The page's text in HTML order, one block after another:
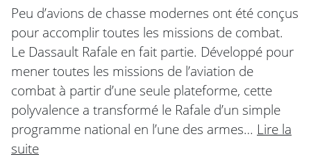
Peu d’avions de chasse modernes ont été conçus
pour accomplir toutes les missions de combat.
Le Dassault Rafale en fait partie. Développé pour
mener toutes les missions de l’aviation de
combat à partir d’une seule plateforme, cette
polyvalence a transformé le Rafale d’un simple
programme national en l’une des armes… Lire la
suite